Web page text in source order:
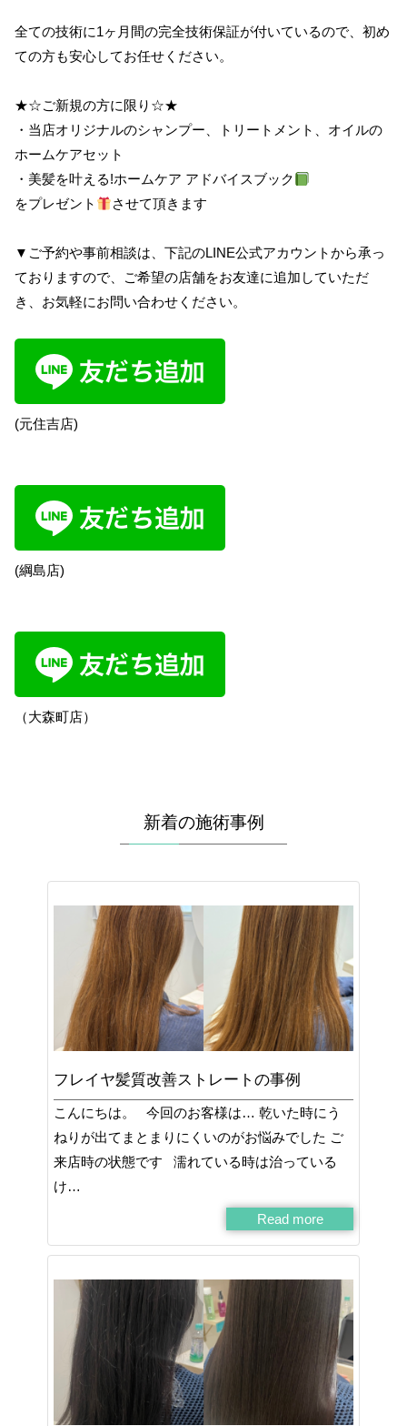
全ての技術に1ヶ月間の完全技術保証が付いているので、初め
ての方も安心してお任せください。
★☆ご新規の方に限り☆★
・当店オリジナルのシャンプー、トリートメント、オイルの
ホームケアセット
・美髪を叶える!ホームケア アドバイスブック
をプレゼント
させて頂きます
▼ご予約や事前相談は、下記のLINE公式アカウントから承っ
ておりますので、ご希望の店舗をお友達に追加していただ
き、お気軽にお問い合わせください。
(元住吉店)
(綱島店)
（大森町店）
新着の施術事例
フレイヤ髪質改善ストレートの事例
こんにちは。 今回のお客様は… 乾いた時にう
ねりが出てまとまりにくいのがお悩みでした ご
来店時の状態です 濡れている時は治っている
け…
Read more